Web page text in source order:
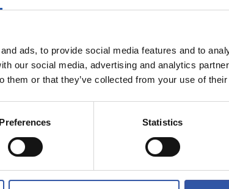
ads, to provide social media features and to
our social media, advertising and analytics
them or that they’ve collected from your use of
Preferences Statistics
« Évolution,
et confiance »